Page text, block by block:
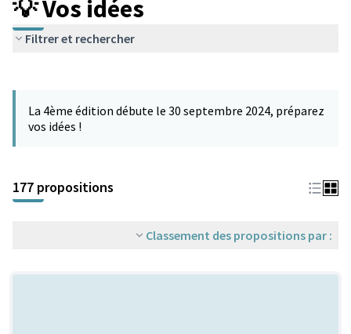
💡 Vos idées
Filtrer et rechercher
−
La 4ème édition débute le 30 septembre 2024, préparez
vos idées !
177 propositions
Classement des propositions par :